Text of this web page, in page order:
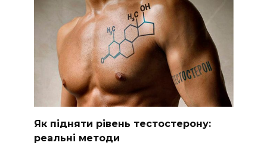
Як підняти рівень тестостерону:
реальні методи